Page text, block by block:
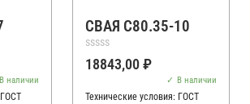
В наличии
ГОСТ
СВАЯ С80.35-10
Оценка
0
5
18843,00₽
В наличии
Технические условия: ГОСТ